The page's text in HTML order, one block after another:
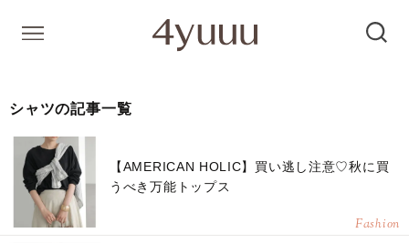
シャツの記事一覧
【AMERICAN HOLIC】買い逃し注意♡秋に買
うべき万能トップス
Fashion